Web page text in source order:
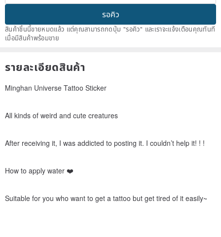
รอคิว
สินค้าชิ้นนี้ขายหมดแล้ว แต่คุณสามารถกดปุ่ม "รอคิว" และเราจะแจ้งเตือนคุณทันที
เมื่อมีสินค้าพร้อมขาย
รายละเอียดสินค้า
Minghan Universe Tattoo Sticker
All kinds of weird and cute creatures
After receiving it, I was addicted to posting it. I couldn’t help it! ! !
How to apply water ❤️
Suitable for you who want to get a tattoo but get tired of it easily~